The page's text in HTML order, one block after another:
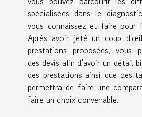
spécialisées dans le
vous connaissez et faire pour
Après avoir jeté un coup
prestations proposées, vous
des devis afin d'avoir un détail
des prestations ainsi que des
permettra de faire une
faire un choix convenable.